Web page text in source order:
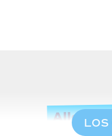
LOS
Alles,